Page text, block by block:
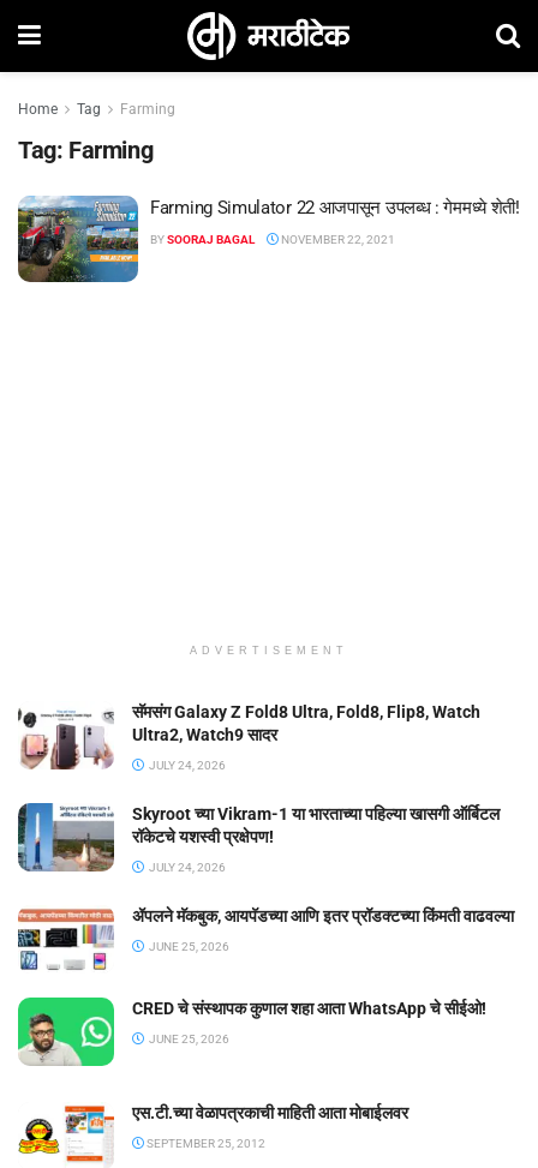
Home Tag Farming
Tag: Farming
Farming Simulator 22 आजपासून उपलब्ध : गेममध्ये शेती!
BYSOORAJ BAGAL NOVEMBER 22, 2021
ADVERTISEMENT
सॅमसंग Galaxy Z Fold8 Ultra, Fold8, Flip8, Watch
Ultra2, Watch9 सादर
JULY 24, 2026
Skyroot च्या Vikram-1 या भारताच्या पहिल्या खासगी ऑर्बिटल
रॉकेटचे यशस्वी प्रक्षेपण!
JULY 24, 2026
ॲपलने मॅकबुक, आयपॅडच्या आणि इतर प्रॉडक्टच्या किंमती वाढवल्या
JUNE 25, 2026
CRED चे संस्थापक कुणाल शहा आता WhatsApp चे सीईओ!
JUNE 25, 2026
एस.टी.च्या वेळापत्रकाची माहिती आता मोबाईलवर
SEPTEMBER 25, 2012